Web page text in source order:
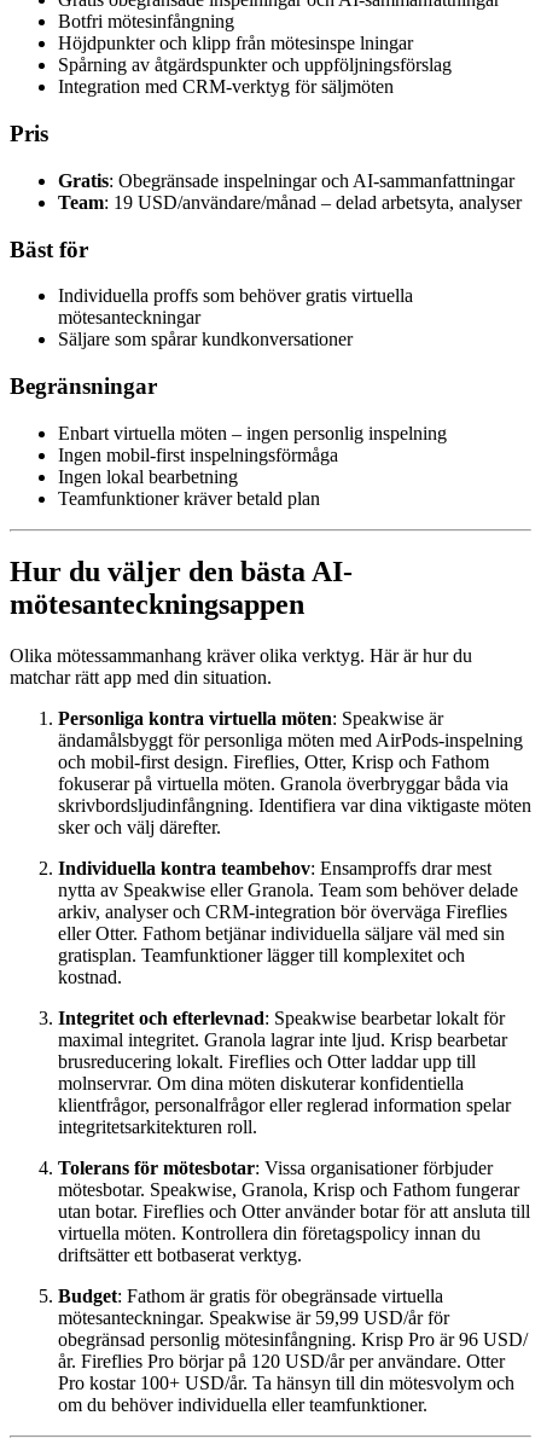
Botfri mötesinfångning
Höjdpunkter och klipp från mötesinspe lningar
Spårning av åtgärdspunkter och uppföljningsförslag
Integration med CRM-verktyg för säljmöten
Pris
Gratis: Obegränsade inspelningar och AI-sammanfattningar
Team: 19 USD/användare/månad – delad arbetsyta, analyser
Bäst för
Individuella proffs som behöver gratis virtuella
mötesanteckningar
Säljare som spårar kundkonversationer
Begränsningar
Enbart virtuella möten – ingen personlig inspelning
Ingen mobil-first inspelningsförmåga
Ingen lokal bearbetning
Teamfunktioner kräver betald plan
Hur du väljer den bästa AI-
mötesanteckningsappen
Olika mötessammanhang kräver olika verktyg. Här är hur du
matchar rätt app med din situation.
Personliga kontra virtuella möten: Speakwise är
ändamålsbyggt för personliga möten med AirPods-inspelning
och mobil-first design. Fireflies, Otter, Krisp och Fathom
fokuserar på virtuella möten. Granola överbryggar båda via
skrivbordsljudinfångning. Identifiera var dina viktigaste möten
sker och välj därefter.
Individuella kontra teambehov: Ensamproffs drar mest
nytta av Speakwise eller Granola. Team som behöver delade
arkiv, analyser och CRM-integration bör överväga Fireflies
eller Otter. Fathom betjänar individuella säljare väl med sin
gratisplan. Teamfunktioner lägger till komplexitet och
kostnad.
Integritet och efterlevnad: Speakwise bearbetar lokalt för
maximal integritet. Granola lagrar inte ljud. Krisp bearbetar
brusreducering lokalt. Fireflies och Otter laddar upp till
molnservrar. Om dina möten diskuterar konfidentiella
klientfrågor, personalfrågor eller reglerad information spelar
integritetsarkitekturen roll.
Tolerans för mötesbotar: Vissa organisationer förbjuder
mötesbotar. Speakwise, Granola, Krisp och Fathom fungerar
utan botar. Fireflies och Otter använder botar för att ansluta till
virtuella möten. Kontrollera din företagspolicy innan du
driftsätter ett botbaserat verktyg.
Budget: Fathom är gratis för obegränsade virtuella
mötesanteckningar. Speakwise är 59,99 USD/år för
obegränsad personlig mötesinfångning. Krisp Pro är 96 USD/
år. Fireflies Pro börjar på 120 USD/år per användare. Otter
Pro kostar 100+ USD/år. Ta hänsyn till din mötesvolym och
om du behöver individuella eller teamfunktioner.